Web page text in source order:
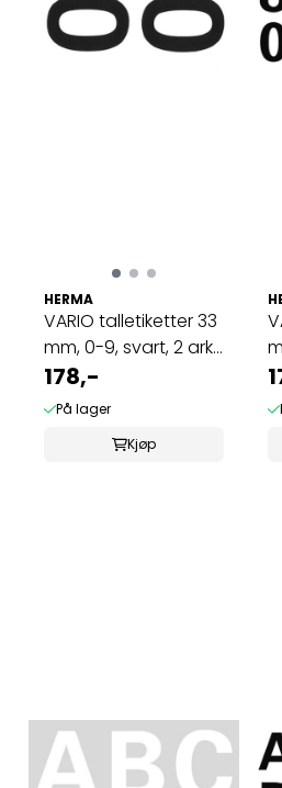
HERMA
VARIO talletiketter 33
mm, 0-9, svart, 2 ark
(10 ...
178,-
På lager
Kjøp